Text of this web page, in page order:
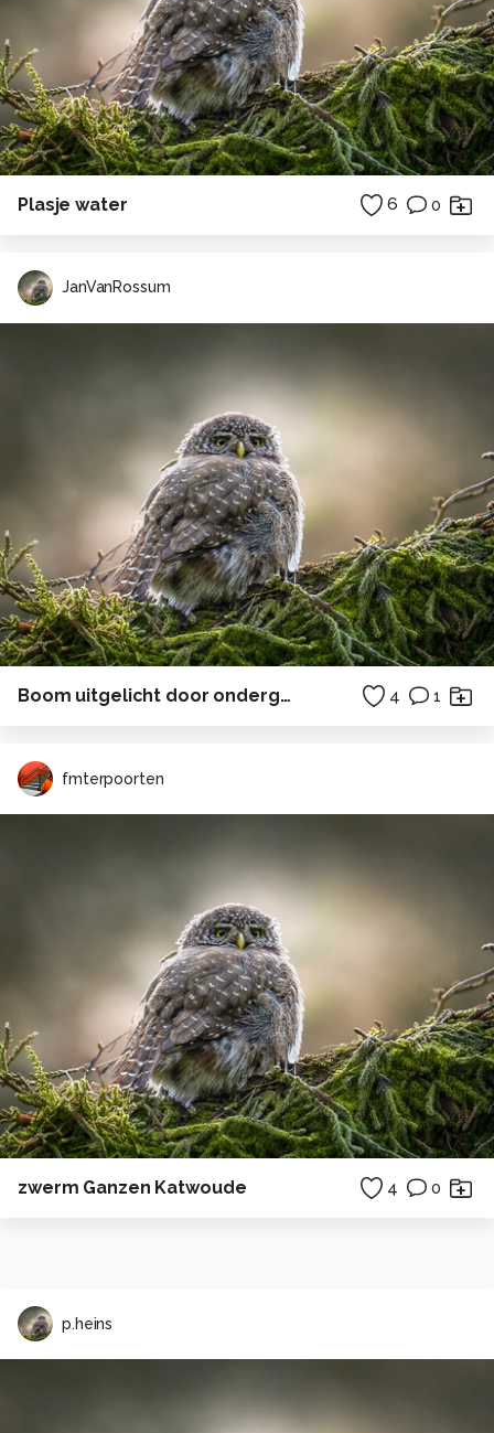
Plasje water 6 0
JanVanRossum
Boom uitgelicht door ondergaande zon 4 1
fmterpoorten
zwerm Ganzen Katwoude 4 0
p.heins